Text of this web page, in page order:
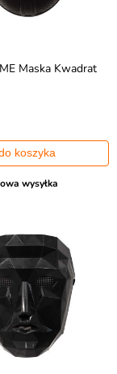
Maska Kwadrat
koszyka
wysyłka